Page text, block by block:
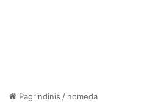
Pagrindinis / nomeda